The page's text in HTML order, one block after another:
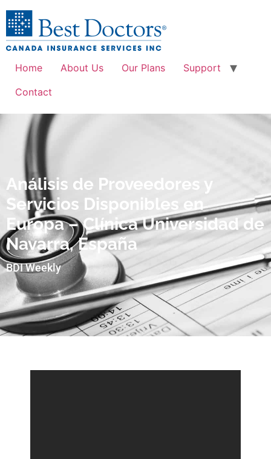
Home About Us Our Plans
Support
Contact
Análisis de Proveedores y
Servicios Disponibles en
Europa – Clínica Universidad de
Navarra, España
BDI Weekly